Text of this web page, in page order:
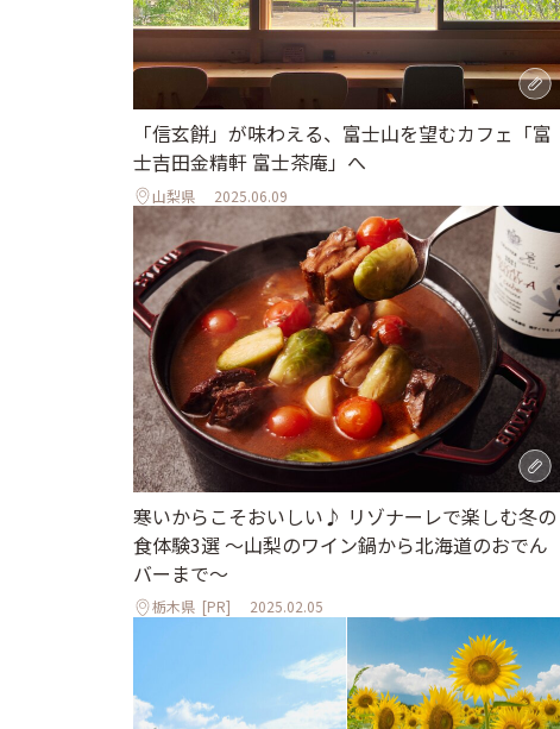
「信玄餅」が味わえる、富士山を望むカフェ「富
士吉田金精軒 富士茶庵」へ
山梨県 2025.06.09
寒いからこそおいしい♪ リゾナーレで楽しむ冬の
食体験3選 ～山梨のワイン鍋から北海道のおでん
バーまで～
栃木県 [PR] 2025.02.05